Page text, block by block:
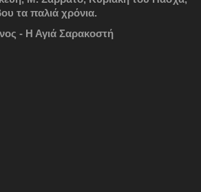
τα παλιά χρόνια.
- Η Αγιά Σαρακοστή